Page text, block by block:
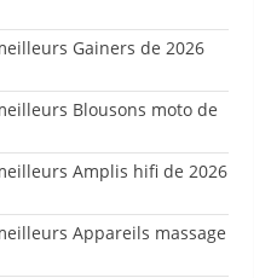
Gainers de 2026
Blousons moto de
Amplis hifi de 2026
Appareils massage